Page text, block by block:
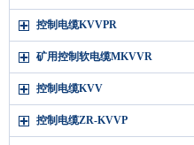
控制电缆KVVPR
矿用控制软电缆MKVVR
控制电缆KVV
控制电缆ZR-KVVP